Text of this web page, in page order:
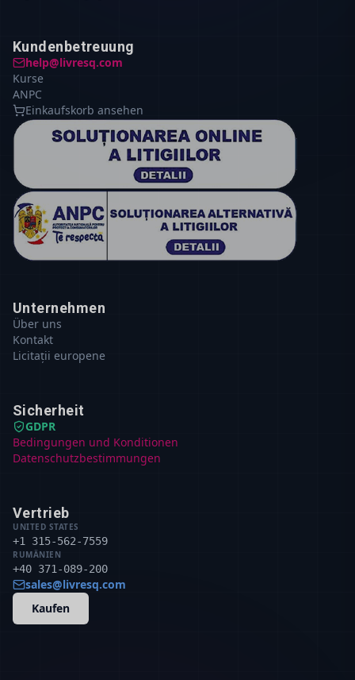
Kundenbetreuung
help@livresq.com
Kurse
ANPC
Einkaufskorb ansehen
Unternehmen
Über uns
Kontakt
Licitații europene
Sicherheit
GDPR
Bedingungen und Konditionen
Datenschutzbestimmungen
Vertrieb
UNITED STATES
+1 315-562-7559
RUMÄNIEN
+40 371-089-200
sales@livresq.com
Kaufen